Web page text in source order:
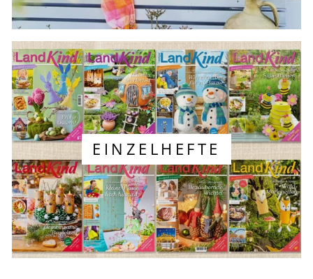
EINZELHEFTE